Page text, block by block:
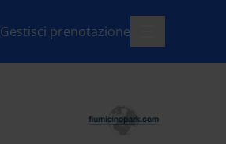
Gestisci prenotazione